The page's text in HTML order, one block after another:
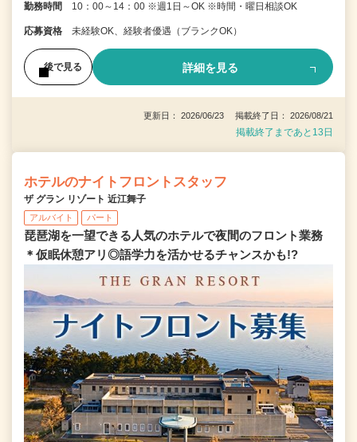
勤務時間 10：00～14：00 ※週1日～OK ※時間・曜日相談OK
応募資格 未経験OK、経験者優遇（ブランクOK）
後で見る 詳細を見る
更新日： 2026/06/23 掲載終了日： 2026/08/21
掲載終了まであと13日
ホテルのナイトフロントスタッフ
ザ グラン リゾート 近江舞子
アルバイト パート
琵琶湖を一望できる人気のホテルで夜間のフロント業務
＊仮眠休憩アリ◎語学力を活かせるチャンスかも!?